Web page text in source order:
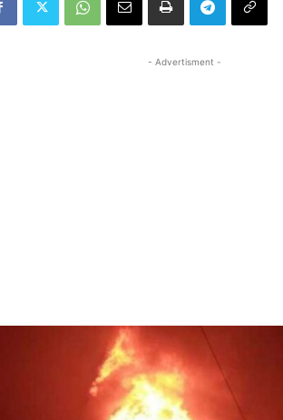
- Advertisment -